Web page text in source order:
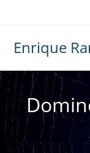
Enrique